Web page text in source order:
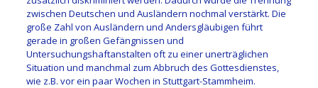
zwischen Deutschen und Ausländern nochmal verstärkt. Die
große Zahl von Ausländern und Andersgläubigen führt
gerade in großen Gefängnissen und
Untersuchungshaftanstalten oft zu einer unerträglichen
Situation und manchmal zum Abbruch des Gottesdienstes,
wie z.B. vor ein paar Wochen in Stuttgart-Stammheim.